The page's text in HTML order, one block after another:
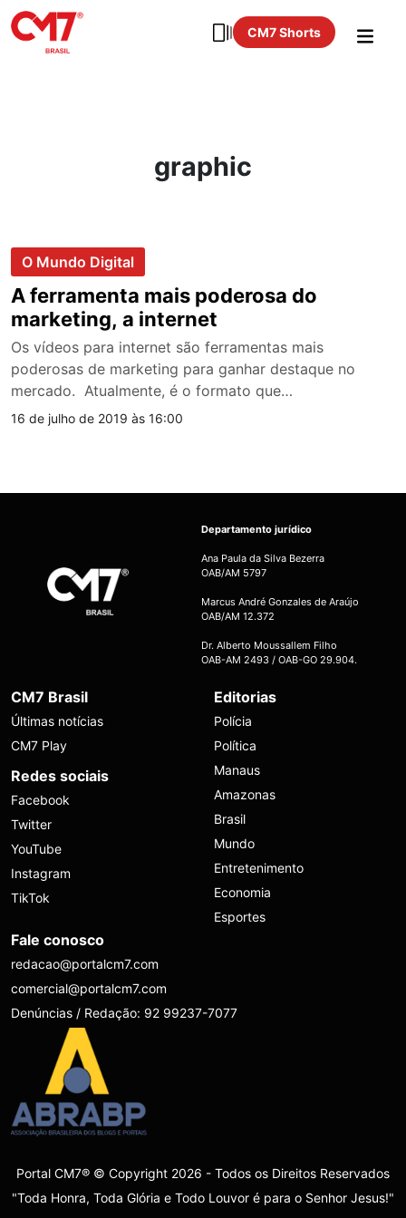
CM7 Shorts
graphic
O Mundo Digital
A ferramenta mais poderosa do
marketing, a internet
Os vídeos para internet são ferramentas mais
poderosas de marketing para ganhar destaque no
mercado. Atualmente, é o formato que…
16 de julho de 2019 às 16:00
Departamento jurídico
Ana Paula da Silva Bezerra
OAB/AM 5797
Marcus André Gonzales de Araújo
OAB/AM 12.372
Dr. Alberto Moussallem Filho
OAB-AM 2493 / OAB-GO 29.904.
CM7 Brasil
Últimas notícias
CM7 Play
Redes sociais
Facebook
Twitter
YouTube
Instagram
TikTok
Editorias
Polícia
Política
Manaus
Amazonas
Brasil
Mundo
Entretenimento
Economia
Esportes
Fale conosco
redacao@portalcm7.com
comercial@portalcm7.com
Denúncias / Redação: 92 99237-7077
Portal CM7® © Copyright 2026 - Todos os Direitos Reservados
"Toda Honra, Toda Glória e Todo Louvor é para o Senhor Jesus!"